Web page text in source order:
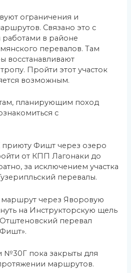
ограничения и
Связано это с
работами в районе
перевалов. Там
восстанавливают
Пройти этот участок
возможным.
планирующим поход
с
Фишт через озеро
от КПП Лагонаки до
за исключением участка
перевалы.
маршрут через Яворовую
на Инструкторскую щель
перевал
пока закрыты для
маршрутов.